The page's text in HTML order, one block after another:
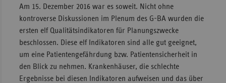
Am 15. Dezember 2016 war es soweit. Nicht ohne
kontroverse Diskussionen im Plenum des G-BA wurden die
ersten elf Qualitätsindikatoren für Planungszwecke
beschlossen. Diese elf Indikatoren sind alle gut geeignet,
um eine Patientengefährdung bzw. Patientensicherheit in
den Blick zu nehmen. Krankenhäuser, die schlechte
Ergebnisse bei diesen Indikatoren aufweisen und das über